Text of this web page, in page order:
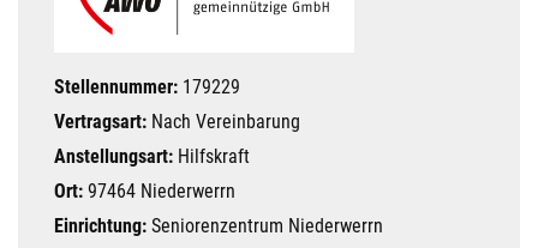
Stellennummer: 179229
Vertragsart: Nach Vereinbarung
Anstellungsart: Hilfskraft
Ort: 97464 Niederwerrn
Einrichtung: Seniorenzentrum Niederwerrn